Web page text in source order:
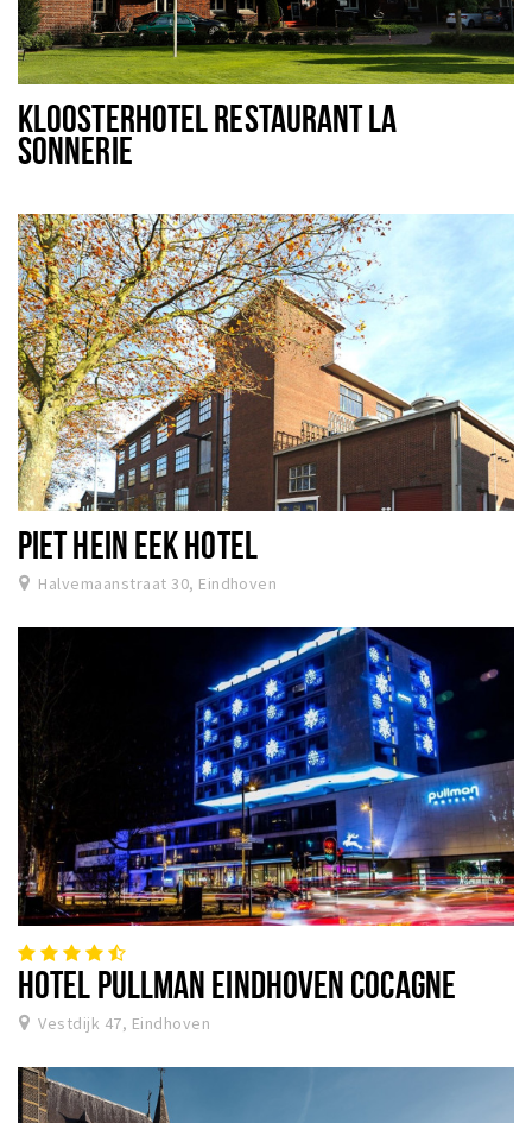
KLOOSTERHOTEL RESTAURANT LA
SONNERIE
PIET HEIN EEK HOTEL
Halvemaanstraat 30, Eindhoven
HOTEL PULLMAN EINDHOVEN COCAGNE
Vestdijk 47, Eindhoven